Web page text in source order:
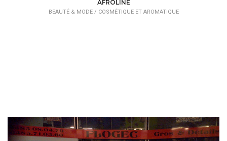
AFROLINE
BEAUTÉ & MODE / COSMÉTIQUE ET AROMATIQUE